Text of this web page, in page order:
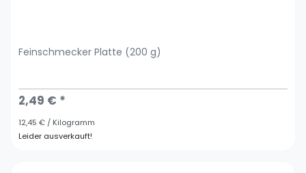
Feinschmecker Platte (200 g)
2,49 € *
12,45 € / Kilogramm
Leider ausverkauft!